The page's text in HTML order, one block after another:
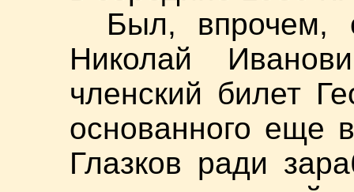
Был, впрочем,
Николай
членский билет
основанного еще
Глазков ради